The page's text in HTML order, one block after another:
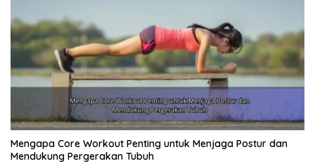
Mengapa Core Workout Penting untuk Menjaga Postur dan
Mendukung Pergerakan Tubuh